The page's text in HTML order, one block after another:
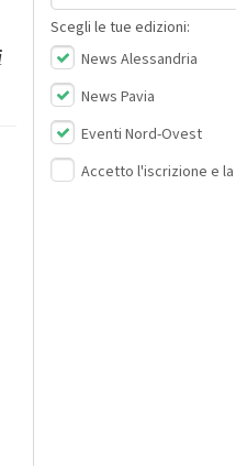
Scegli le tue edizioni:
News Alessandria
News Pavia
Eventi Nord-Ovest
Accetto l'iscrizione e la